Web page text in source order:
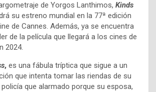
de Yorgos Lanthimos, Kinds
su estreno mundial en la 77ª edición
de Cannes. Además, ya se encuentra
de la película que llegará a los cines de
2024.
, es una fábula tríptica que sigue a un
que intenta tomar las riendas de su
que alarmado porque su esposa,